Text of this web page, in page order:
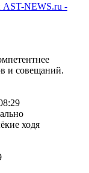
AST-NEWS.ru -
и совещаний.
ходя